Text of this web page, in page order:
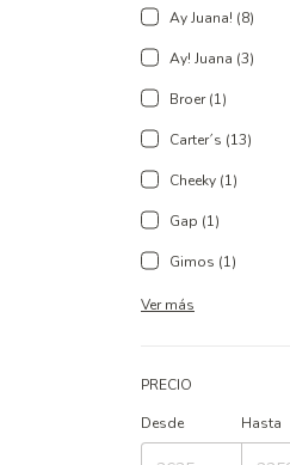
Ay Juana! (8)
Ay! Juana (3)
Broer (1)
Carter´s (13)
Cheeky (1)
Gap (1)
Gimos (1)
Ver más
PRECIO
Desde
Hasta